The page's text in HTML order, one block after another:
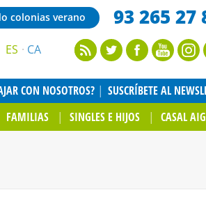
colonias verano 93 265 27
ES CA
CON NOSOTROS?
SUSCRÍBETE AL
FAMILIAS SINGLES E HIJOS CASAL